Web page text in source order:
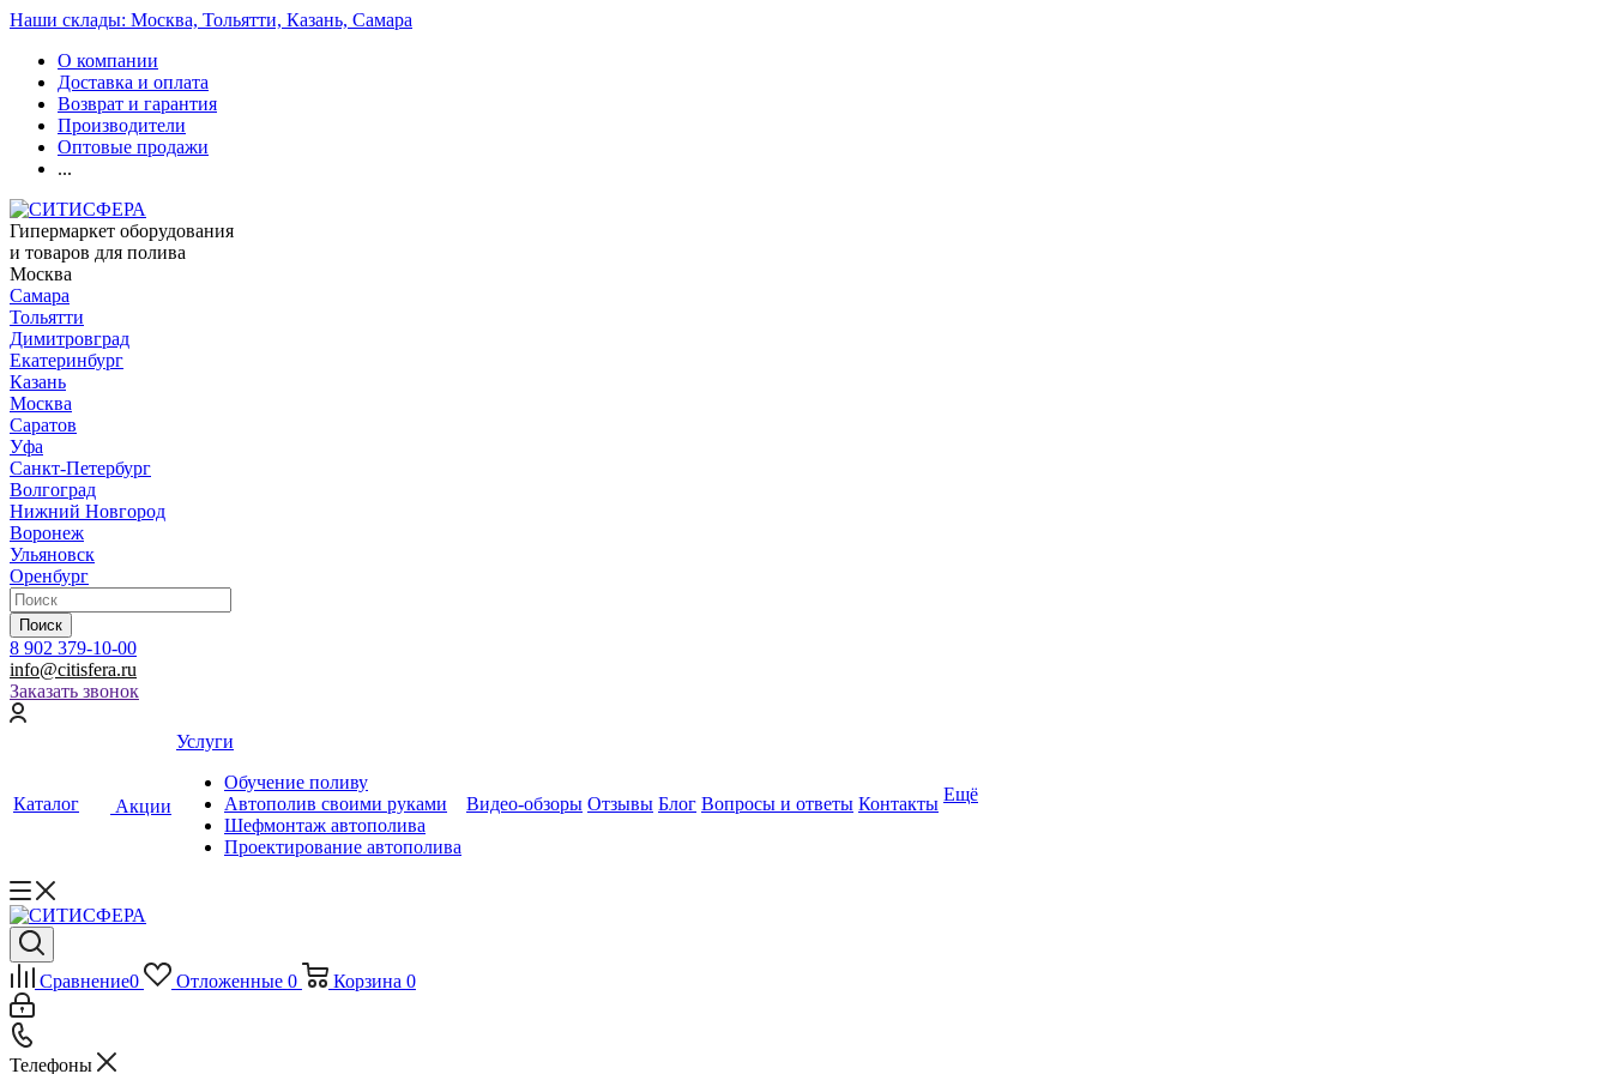
Наши склады: Москва, Тольятти, Казань, Самара
О компании
Доставка и оплата
Возврат и гарантия
Производители
Оптовые продажи
...
Гипермаркет оборудования
и товаров для полива
Москва
Самара
Тольятти
Димитровград
Екатеринбург
Казань
Москва
Саратов
Уфа
Санкт-Петербург
Волгоград
Нижний Новгород
Воронеж
Ульяновск
Оренбург
Поиск
8 902 379-10-00
info@citisfera.ru
Заказать звонок
Каталог Акции
Услуги
Обучение поливу
Автополив своими руками
Шефмонтаж автополива
Проектирование автополива
Видео-обзоры Отзывы Блог Вопросы и ответы Контакты Ещё
Сравнение0 Отложенные 0 Корзина 0
Телефоны